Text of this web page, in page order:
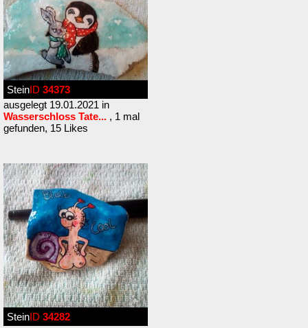
SteinID 34373
ausgelegt 19.01.2021 in
Wasserschloss Tate... , 1 mal
gefunden, 15 Likes
SteinID 34282